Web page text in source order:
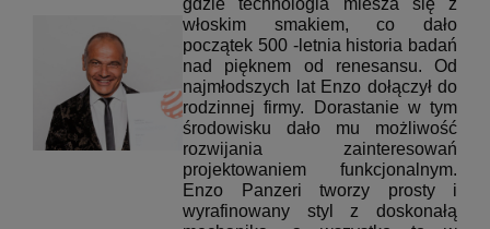
gdzie technologia miesza się z
włoskim smakiem, co dało
początek 500 -letnia historia badań
nad pięknem od renesansu.
Od
najmłodszych lat Enzo dołączył do
rodzinnej firmy.
Dorastanie w tym
środowisku dało mu możliwość
rozwijania zainteresowań
projektowaniem funkcjonalnym.
Enzo Panzeri tworzy prosty i
wyrafinowany styl z doskonałą